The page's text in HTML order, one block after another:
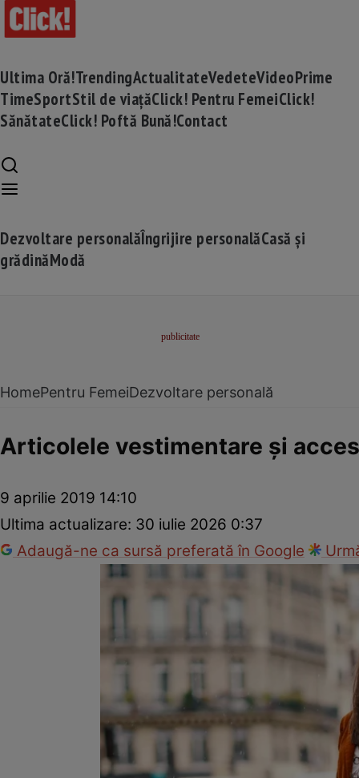
Ultima Oră!TrendingActualitateVedeteVideoPrime
TimeSportStil de viațăClick! Pentru FemeiClick!
SănătateClick! Poftă Bună!Contact
Dezvoltare personalăÎngrijire personalăCasă și
grădinăModă
HomePentru FemeiDezvoltare personală
Articolele vestimentare şi
9 aprilie 2019 14:10
Ultima actualizare: 30 iulie 2026 0:37
Adaugă-ne ca sursă preferată în Google